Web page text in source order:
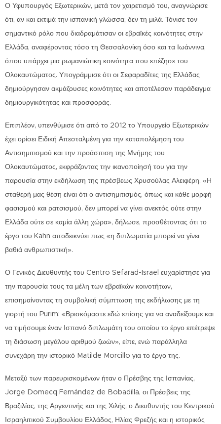
Ο Υφυπουργός Εξωτερικών, μετά τον χαιρετισμό του, αναγνώρισε
ότι, αν και εκτιμά την ισπανική γλώσσα, δεν τη μιλά. Τόνισε τον
σημαντικό ρόλο που διαδραμάτισαν οι εβραϊκές κοινότητες στην
Ελλάδα, αναφέροντας τόσο τη Θεσσαλονίκη όσο και τα Ιωάννινα,
όπου υπάρχει μια ρωμανιώτικη κοινότητα που επέζησε του
Ολοκαυτώματος. Υπογράμμισε ότι οι Σεφαραδίτες της Ελλάδας
δημιούργησαν ακμάζουσες κοινότητες και αποτέλεσαν παράδειγμα
δημιουργικότητας και προσφοράς.
Επιπλέον, υπενθύμισε ότι από το 2012 το Υπουργείο Εξωτερικών
έχει ορίσει Ειδική Απεσταλμένη για την καταπολέμηση του
Αντισημιτισμού και την προάσπιση της Μνήμης του
Ολοκαυτώματος, εκφράζοντας την ικανοποίησή του για την
παρουσία στην εκδήλωση της πρέσβεως Χρυσούλας Αλειφέρη. «Η
σταθερή μας θέση είναι ότι ο αντισημιτισμός, όπως και κάθε μορφή
φασισμού και ρατσισμού, δεν μπορεί να γίνει ανεκτός ούτε στην
Ελλάδα ούτε σε καμία άλλη χώρα», δήλωσε, προσθέτοντας ότι το
έργο του Kahn αποδεικνύει πως «η διπλωματία μπορεί να γίνει
βαθιά ανθρωπιστική».
Ο Γενικός Διευθυντής του Centro Sefarad-Israel ευχαρίστησε για
την παρουσία τους τα μέλη των εβραϊκών κοινοτήτων,
επισημαίνοντας τη συμβολική σύμπτωση της εκδήλωσης με τη
γιορτή του Purim: «Βρισκόμαστε εδώ επίσης για να αναδείξουμε και
να τιμήσουμε έναν Ισπανό διπλωμάτη του οποίου το έργο επέτρεψε
τη διάσωση μεγάλου αριθμού ζωών», είπε, ενώ παράλληλα
συνεχάρη την ιστορικό Matilde Morcillo για το έργο της.
Μεταξύ των παρευρισκομένων ήταν ο Πρέσβης της Ισπανίας,
Jorge Domecq Fernández de Bobadilla, οι Πρέσβεις της
Βραζιλίας, της Αργεντινής και της Χιλής, ο Διευθυντής του Κεντρικού
Ισραηλιτικού Συμβουλίου Ελλάδος, Ηλίας Φρεζής και η ιστορικός